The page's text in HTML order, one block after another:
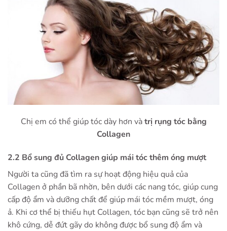
Chị em có thể giúp tóc dày hơn vàtrị rụng tóc bằng
Collagen
2.2 Bổ sung đủ Collagen giúp mái tóc thêm óng mượt
Người ta cũng đã tìm ra sự hoạt động hiệu quả của
Collagen ở phần bã nhờn, bên dưới các nang tóc, giúp cung
cấp độ ẩm và dưỡng chất để giúp mái tóc mềm mượt, óng
ả. Khi cơ thể bị thiếu hụt Collagen, tóc bạn cũng sẽ trở nên
khô cứng, dễ đứt gãy do không được bổ sung độ ẩm và